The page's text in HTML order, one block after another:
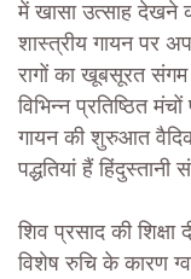
में खासा उत्साह देखने
शास्त्रीय गायन पर
रागों का खूबसूरत
विभिन्न प्रतिष्ठित
गायन की शुरुआत
पद्धतियां हैं
शिव प्रसाद की शिक्षा
विशेष रुचि के कारण